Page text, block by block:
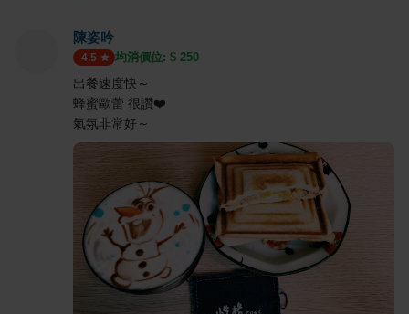
陳姿吟
4.5 均消價位: $ 250
出餐速度快～
蜂蜜歐蕾 很讚❤️
氣氛非常好～